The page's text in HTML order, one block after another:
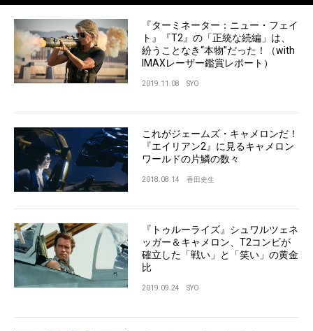
『ターミネーター：ニュー・フェイ
ト』『T2』の「正統な続編」は、
紛うことなき“本物”だった！（with
IMAXレーザー鑑賞レポート）
2019.11.08 SYO
これがジェームズ・キャメロンだ！
『エイリアン2』に見るキャメロン
ワールドの片鱗の数々
2018.08.14 香田史生
『トゥルーライズ』シュワルツェネ
ッガー＆キャメロン、T2コンビが
確立した「戦い」と「笑い」の黄金
比
2019.09.24 SYO